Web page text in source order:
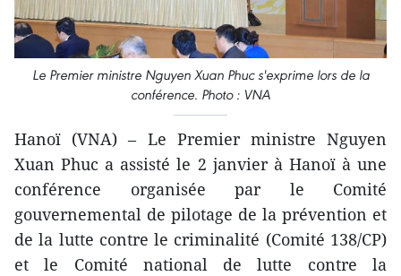
Le Premier ministre Nguyen Xuan Phuc s'exprime lors de la
conférence. Photo : VNA
Hanoï (VNA) – Le Premier ministre Nguyen
Xuan Phuc a assisté le 2 janvier à Hanoï à une
conférence organisée par le Comité
gouvernemental de pilotage de la prévention et
de la lutte contre le criminalité (Comité 138/CP)
et le Comité national de lutte contre la